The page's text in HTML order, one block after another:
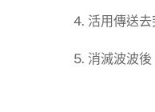
4. 活用傳送
5. 消滅波波